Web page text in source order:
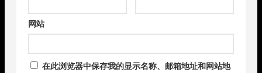
网站
在此浏览器中保存我的显示名称、邮箱地址和网站地